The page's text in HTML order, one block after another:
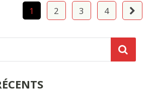
1 2 3 4